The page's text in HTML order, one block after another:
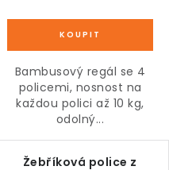
Bambusový regál se 4
policemi, nosnost na
každou polici až 10 kg,
odolný...
Žebříková police z